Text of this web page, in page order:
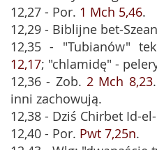
12,27 - Por. 1 Mch 5,46.
12,29 - Biblijne bet-
12,35 - "Tubianów"
12,17; "chlamidę" -
12,36 - Zob. 2 Mch 8,23
inni zachowują.
12,38 - Dziś Chirbet Id-
12,40 - Por. Pwt 7,25n.